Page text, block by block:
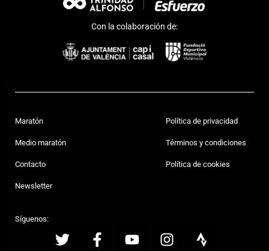
Con la colaboración de:
Maratón
Medio maratón
Contacto
Newsletter
Política de privacidad
Términos y condiciones
Política de cookies
Síguenos: